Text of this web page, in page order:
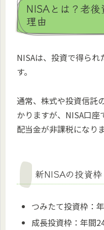
NISAとは？老
理由
NISAは、投資で得ら
す。
通常、株式や投資信託
かりますが、NISA口
配当金が非課税になりま
新NISAの投資枠
つみたて投資枠：
成長投資枠：年間